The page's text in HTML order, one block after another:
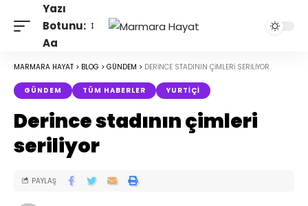
Yazı
Botunu:
Aa
MARMARA HAYAT > BLOG > GÜNDEM > DERINCE STADININ ÇIMLERI SERILIYOR
GÜNDEM TÜM HABERLER YURTIÇI
Derince stadının çimleri
seriliyor
PAYLAŞ